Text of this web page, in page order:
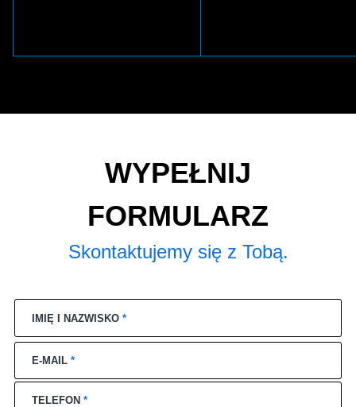
WYPEŁNIJ
FORMULARZ
Skontaktujemy się z Tobą.
IMIĘ I NAZWISKO*
E-MAIL*
TELEFON*